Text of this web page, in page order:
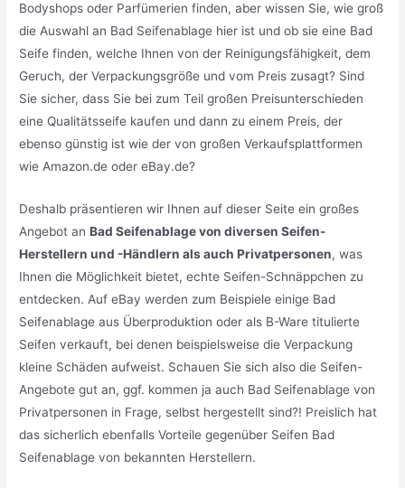
Bodyshops oder Parfümerien finden, aber wissen Sie, wie groß
die Auswahl an Bad Seifenablage hier ist und ob sie eine Bad
Seife finden, welche Ihnen von der Reinigungsfähigkeit, dem
Geruch, der Verpackungsgröße und vom Preis zusagt? Sind
Sie sicher, dass Sie bei zum Teil großen Preisunterschieden
eine Qualitätsseife kaufen und dann zu einem Preis, der
ebenso günstig ist wie der von großen Verkaufsplattformen
wie Amazon.de oder eBay.de?
Deshalb präsentieren wir Ihnen auf dieser Seite ein großes
Angebot anBad Seifenablage von diversen Seifen-
Herstellern und -Händlern als auch Privatpersonen, was
Ihnen die Möglichkeit bietet, echte Seifen-Schnäppchen zu
entdecken. Auf eBay werden zum Beispiele einige Bad
Seifenablage aus Überproduktion oder als B-Ware titulierte
Seifen verkauft, bei denen beispielsweise die Verpackung
kleine Schäden aufweist. Schauen Sie sich also die Seifen-
Angebote gut an, ggf. kommen ja auch Bad Seifenablage von
Privatpersonen in Frage, selbst hergestellt sind?! Preislich hat
das sicherlich ebenfalls Vorteile gegenüber Seifen Bad
Seifenablage von bekannten Herstellern.